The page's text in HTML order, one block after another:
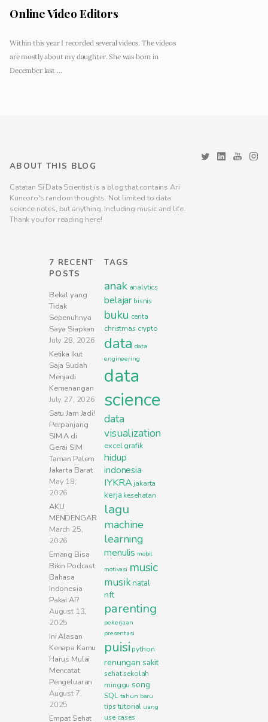
Online Video Editors
Within this year I recorded several videos. The videos
are mostly about my daughter. She was born in
December last …
ABOUT THIS BLOG
Catatan Si Data Scientist is a blog that contains Ari
Kuncoro's random thoughts. Not limited to data
science notes, but anything. Including music and life.
Thank you for reading here!
7 RECENT
POSTS
Bekal yang
Tidak
Sepenuhnya
Saya Siapkan
July 28, 2026
Ketika Ikut
Saja Sudah
Menjadi
Kemenangan
July 27, 2026
Satu Jam Jadi!
Perpanjang
SIM A di
Gerai SIM
Taman Palem
Jakarta Barat
May 18,
2026
AKU
MENDENGAR
March 25,
2026
Emang Bisa
Bikin Podcast
Bahasa
Indonesia
Pakai AI?
August 13,
2025
Ini Alasan
Kenapa Kamu
Harus Mulai
Mencatat
Pengeluaran
August 7,
2025
Empat Sehat
TAGS
anak analytics
belajar bisnis
buku cerita
christmas crypto
data data
engineering
data
science
data
visualization
excel grafik
hidup
indonesia
IYKRAjakarta
kerja kesehatan
lagu
machine
learning
menulis mobil
motivasi music
musiknatal
nft
parenting
pekerjaan
presentasi
puisi python
renungan sakit
sehatsekolah
minggu song
SQL tahun baru
tipstutorial uang
use cases